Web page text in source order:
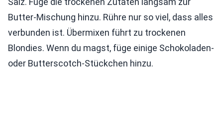
Butter-Mischung hinzu. Rühre nur so viel, dass alles
verbunden ist. Übermixen führt zu trockenen
Blondies. Wenn du magst, füge einige Schokoladen-
oder Butterscotch-Stückchen hinzu.